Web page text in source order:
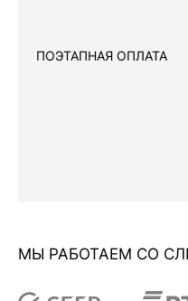
ПОЭТАПНАЯ ОПЛАТА
МЫ РАБОТАЕМ СО